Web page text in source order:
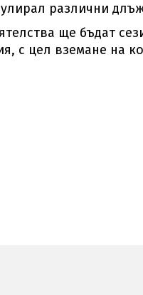
различни
ще бъдат
с цел вземане на